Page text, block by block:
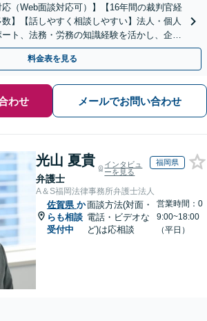
応（Web面談対応可）】【16年間の裁判官経
】【話しやすく相談しやすい】法人・個人
ト、法務・労務の知識経験を活かし、企業
に尽力します。
料金表を見る
わせ メールでお問い合わせ
光山 夏貴
弁護士
インタビュ
ーを見る
福岡県
A＆S福岡法律事務所弁護士法人
佐賀県 か
らも相談
受付中
面談方法(対面・
電話・ビデオな
ど)は応相談
営業時間：0
9:00~18:00
（平日）